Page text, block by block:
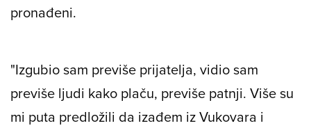
pronađeni.
"Izgubio sam previše prijatelja, vidio sam
previše ljudi kako plaču, previše patnji. Više su
mi puta predložili da izađem iz Vukovara i